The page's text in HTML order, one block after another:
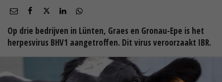
Op drie bedrijven in Lünten, Graes en Gronau-Epe is het
herpesvirus BHV1 aangetroffen. Dit virus veroorzaakt IBR.